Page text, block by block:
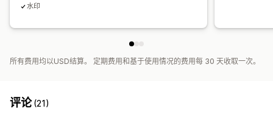
水印
所有费用均以USD结算。 定期费用和基于使用情况的费用每 30 天收取一次。
评论(21)